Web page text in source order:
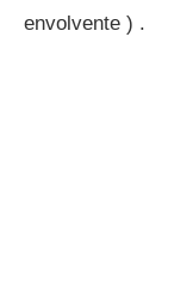
envolvente ) .